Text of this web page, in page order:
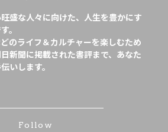
盛な人々に向けた、人生を豊かにす
。
のライフ＆カルチャーを楽しむため
新聞に掲載された書評まで、あなた
いします。
Follow